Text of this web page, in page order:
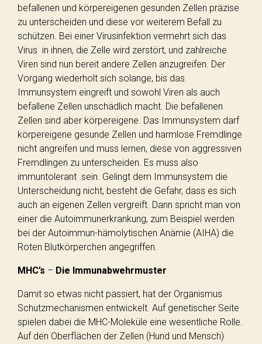
befallenen und körpereigenen gesunden Zellen präzise
zu unterscheiden und diese vor weiterem Befall zu
schützen. Bei einer Virusinfektion vermehrt sich das
Virus in ihnen, die Zelle wird zerstört, und zahlreiche
Viren sind nun bereit andere Zellen anzugreifen. Der
Vorgang wiederholt sich solange, bis das
Immunsystem eingreift und sowohl Viren als auch
befallene Zellen unschädlich macht. Die befallenen
Zellen sind aber körpereigene. Das Immunsystem darf
körpereigene gesunde Zellen und harmlose Fremdlinge
nicht angreifen und muss lernen, diese von aggressiven
Fremdlingen zu unterscheiden. Es muss also
immuntolerant sein. Gelingt dem Immunsystem die
Unterscheidung nicht, besteht die Gefahr, dass es sich
auch an eigenen Zellen vergreift. Dann spricht man von
einer die Autoimmunerkrankung, zum Beispiel werden
bei der Autoimmun-hämolytischen Anämie (AIHA) die
Roten Blutkörperchen angegriffen.
MHC’s – Die Immunabwehrmuster
Damit so etwas nicht passiert, hat der Organismus
Schutzmechanismen entwickelt. Auf genetischer Seite
spielen dabei die MHC-Moleküle eine wesentliche Rolle.
Auf den Oberflächen der Zellen (Hund und Mensch)